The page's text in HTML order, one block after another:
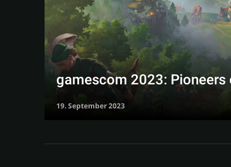
gamescom 2023:
19. September 2023